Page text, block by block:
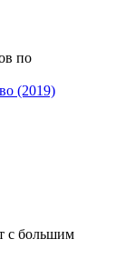
по
(2019)
с большим